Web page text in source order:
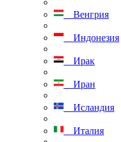
Венгрия
Индонезия
Ирак
Иран
Исландия
Италия